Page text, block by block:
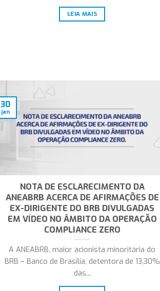
LEIA MAIS
NOTA DE ESCLARECIMENTO DA
ANEABRB ACERCA DE AFIRMAÇÕES DE
EX-DIRIGENTE DO BRB DIVULGADAS
EM VÍDEO NO ÂMBITO DA OPERAÇÃO
COMPLIANCE ZERO
A ANEABRB, maior acionista minoritária do
BRB – Banco de Brasília, detentora de 13,30%
das...
30
jan